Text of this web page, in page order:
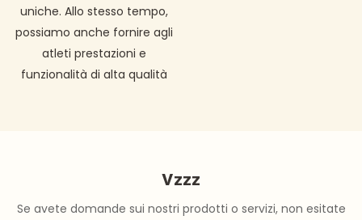
uniche. Allo stesso tempo,
possiamo anche fornire agli
atleti prestazioni e
funzionalità di alta qualità
Vzzz
Se avete domande sui nostri prodotti o servizi, non esitate